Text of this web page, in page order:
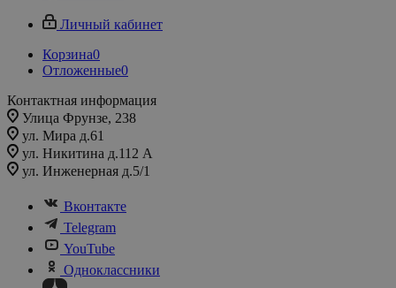
Личный кабинет
Корзина0
Отложенные0
Контактная информация
Улица Фрунзе, 238​
ул. Мира д.61
ул. Никитина д.112 А
ул. Инженерная д.5/1
Вконтакте
Telegram
YouTube
Одноклассники